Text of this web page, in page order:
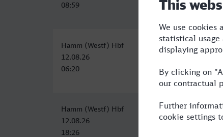
08:59
10:21
Hamm (Westf) Hbf
12.08.26
06:20
Lingen (Ems)
12.08.26
07:54
Hamm (Westf) Hbf
12.08.26
18:26
Lingen (Ems)
12.08.26